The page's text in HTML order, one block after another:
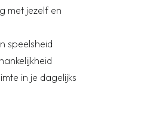
met jezelf en
speelsheid
in je dagelijks